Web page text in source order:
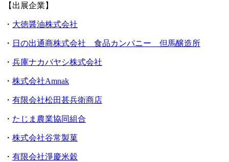
【出展企業】
・ 大徳醤油株式会社
・ 日の出通商株式会社 食品カンパニー 但馬醸造所
・ 兵庫ナカバヤシ株式会社
・ 株式会社Amnak
・ 有限会社松田甚兵衛商店
・ たじま農業協同組合
・ 株式会社谷常製菓
・ 有限会社淨慶米穀